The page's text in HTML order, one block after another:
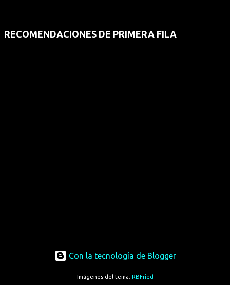
RECOMENDACIONES DE PRIMERA FILA
Con la tecnología de Blogger
Imágenes del tema: RBFried